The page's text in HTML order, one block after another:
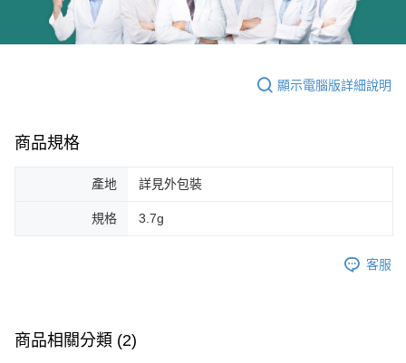
顯示電腦版詳細說明
商品規格
產地 詳見外包裝
規格 3.7g
客服
商品相關分類 (2)